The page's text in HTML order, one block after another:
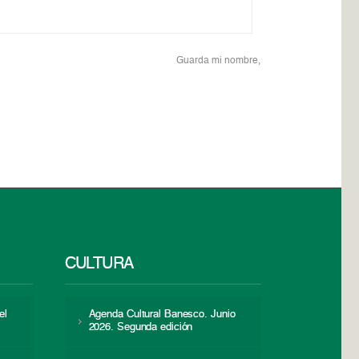
Guarda mi nombre,
CULTURA
Agenda Cultural Banesco. Junio
2026. Segunda edición